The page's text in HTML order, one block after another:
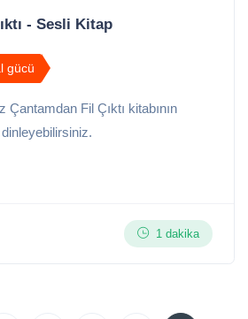
- Sesli Kitap
gücü
Fil Çıktı kitabının
1 dakika